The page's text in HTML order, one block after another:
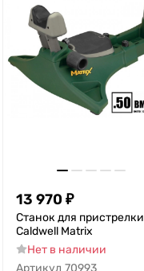
13 970 ₽
Станок для пристрелки
Caldwell Matrix
Нет в наличии
Артикул 70993